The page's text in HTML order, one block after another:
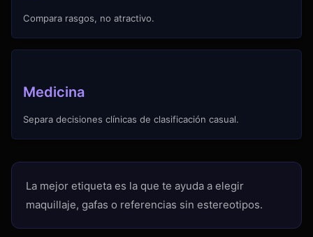
Compara rasgos, no atractivo.
Medicina
Separa decisiones clínicas de clasificación casual.
La mejor etiqueta es la que te ayuda a elegir
maquillaje, gafas o referencias sin estereotipos.